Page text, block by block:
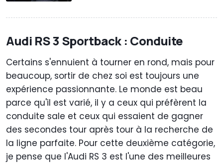
Audi RS 3 Sportback : Conduite
Certains s'ennuient à tourner en rond, mais pour
beaucoup, sortir de chez soi est toujours une
expérience passionnante. Le monde est beau
parce qu'il est varié, il y a ceux qui préfèrent la
conduite sale et ceux qui essaient de gagner
des secondes tour après tour à la recherche de
la ligne parfaite. Pour cette deuxième catégorie,
je pense que l'Audi RS 3 est l'une des meilleures